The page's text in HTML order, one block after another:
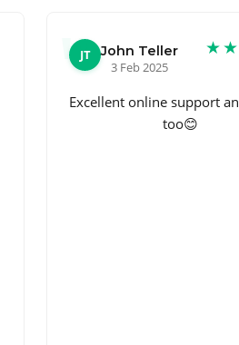
JT
John Teller
3 Feb 2025
Excellent online support
too😊